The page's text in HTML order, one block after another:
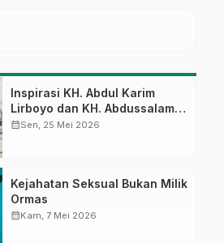
Inspirasi KH. Abdul Karim
Lirboyo dan KH. Abdussalam
Kajen
calendar_monthSen, 25 Mei 2026
Kejahatan Seksual Bukan Milik
Ormas
calendar_monthKam, 7 Mei 2026